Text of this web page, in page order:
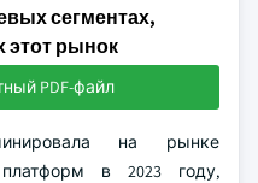
сегментах,
рынок
PDF-файл
на рынке
в 2023 году,